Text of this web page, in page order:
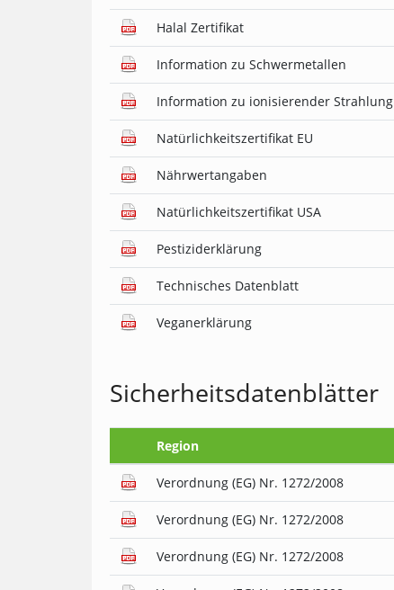
Halal Zertifikat
Information zu Schwermetallen
Information zu ionisierender Strahlung
Natürlichkeitszertifikat EU
Nährwertangaben
Natürlichkeitszertifikat USA
Pestiziderklärung
Technisches Datenblatt
Veganerklärung
Sicherheitsdatenblätter
Region
Verordnung (EG) Nr. 1272/2008
Verordnung (EG) Nr. 1272/2008
Verordnung (EG) Nr. 1272/2008